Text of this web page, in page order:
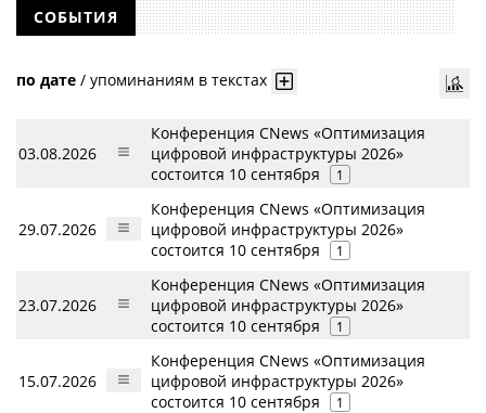
СОБЫТИЯ
по дате / упоминаниям в текстах
03.08.2026
Конференция CNews «Оптимизация
цифровой инфраструктуры 2026»
состоится 10 сентября
1
29.07.2026
Конференция CNews «Оптимизация
цифровой инфраструктуры 2026»
состоится 10 сентября
1
23.07.2026
Конференция CNews «Оптимизация
цифровой инфраструктуры 2026»
состоится 10 сентября
1
15.07.2026
Конференция CNews «Оптимизация
цифровой инфраструктуры 2026»
состоится 10 сентября
1